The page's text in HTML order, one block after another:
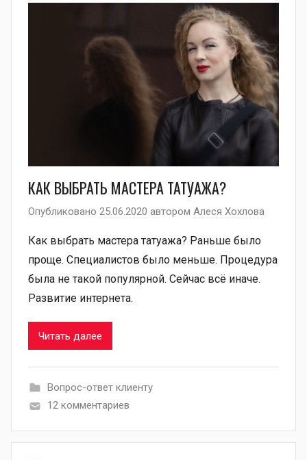
КАК ВЫБРАТЬ МАСТЕРА ТАТУАЖА?
Опубликовано 25.06.2020 автором Алеся Хохлова
Как выбрать мастера татуажа? Раньше было
проще. Специалистов было меньше. Процедура
была не такой популярной. Сейчас всё иначе.
Развитие интернета.
Читать далее
Вопрос-ответ клиенту
12 комментариев